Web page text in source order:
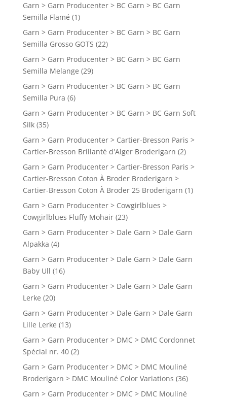
Garn > Garn Producenter > BC Garn > BC Garn
Semilla Flamé (1)
Garn > Garn Producenter > BC Garn > BC Garn
Semilla Grosso GOTS (22)
Garn > Garn Producenter > BC Garn > BC Garn
Semilla Melange (29)
Garn > Garn Producenter > BC Garn > BC Garn
Semilla Pura (6)
Garn > Garn Producenter > BC Garn > BC Garn Soft
Silk (35)
Garn > Garn Producenter > Cartier-Bresson Paris >
Cartier-Bresson Brillanté d'Alger Broderigarn (2)
Garn > Garn Producenter > Cartier-Bresson Paris >
Cartier-Bresson Coton À Broder Broderigarn >
Cartier-Bresson Coton À Broder 25 Broderigarn (1)
Garn > Garn Producenter > Cowgirlblues >
Cowgirlblues Fluffy Mohair (23)
Garn > Garn Producenter > Dale Garn > Dale Garn
Alpakka (4)
Garn > Garn Producenter > Dale Garn > Dale Garn
Baby Ull (16)
Garn > Garn Producenter > Dale Garn > Dale Garn
Lerke (20)
Garn > Garn Producenter > Dale Garn > Dale Garn
Lille Lerke (13)
Garn > Garn Producenter > DMC > DMC Cordonnet
Spécial nr. 40 (2)
Garn > Garn Producenter > DMC > DMC Mouliné
Broderigarn > DMC Mouliné Color Variations (36)
Garn > Garn Producenter > DMC > DMC Mouliné